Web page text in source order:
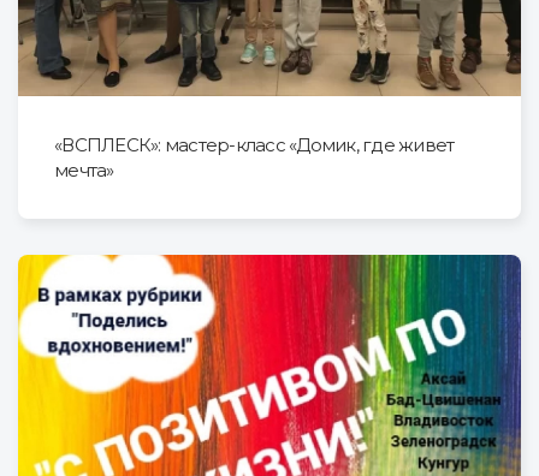
«ВСПЛЕСК»: мастер-класс «Домик, где живет
мечта»